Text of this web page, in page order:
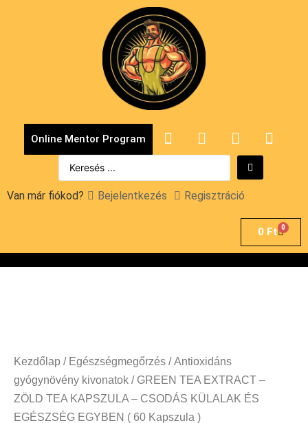
Online Mentor Program
Van már fiókod? Bejelentkezés Regisztráció
0 Ft 0
Kezdőlap / Egészségmegőrzés /Antioxidáns
gyógynövény kivonatok / GREEN TEA EXTRACT –
ZÖLD TEA KAPSZULA – CSODÁS KÜLALAK ÉS
EGÉSZSÉG EGYBEN ( 60 Kapszula )